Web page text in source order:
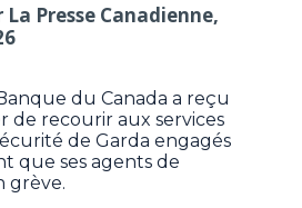
La Presse Canadienne,
du Canada a reçu
de recourir aux services
de Garda engagés
que ses agents de
grève.